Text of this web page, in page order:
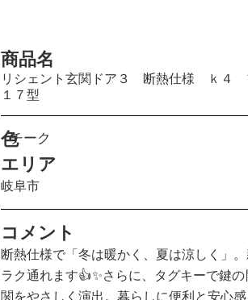
施工前
商品名
リシェント玄関ドア３ 断熱仕様 ｋ４
１７型
色チーク
エリア
岐阜市
コメント
断熱仕様で「冬は暖かく、夏は涼しく」
ラク通れます👍✨さらに、タグキーで鍵
関をやさしく演出。暮らしに便利と安心